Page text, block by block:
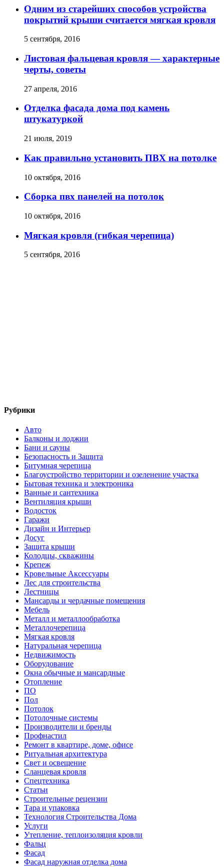
Одним из старейших способов устройства
покрытий крыши считается мягкая кровля
5 сентября, 2016
Листовая фальцевая кровля — характерные
черты, советы
27 апреля, 2016
Отделка фасада дома под камень
штукатуркой
21 июля, 2019
Как правильно установить ПВХ на потолке
10 октября, 2016
Сборка пвх панелей на потолок
10 октября, 2016
Мягкая кровля (гибкая черепица)
5 сентября, 2016
Рубрики
Авто
Балконы и лоджии
Бани и сауны
Безопасность и Защита
Битумная черепица
Благоустройство территории и озеленение участка
Бытовая техника и электроника
Ванные и сантехника
Вентиляция крыши
Водосток
Гаражи
Дизайн и Интерьер
Досуг
Защита крыши
Колодцы, скважины
Крепеж
Кровельные Аксессуары
Лес для строительства
Лестницы
Мансарды и чердачные помещения
Мебель
Металл и металлообработка
Металлочерепица
Мягкая кровля
Натуральная черепица
Недвижимость
Оборудование
Окна обычные и мансардные
Отопление
ПО
Пол
Потолок
Потолочные системы
Производители и бренды
Профнастил
Ремонт в квартире, доме, офисе
Ритуальная архитектура
Свет и освещение
Сланцевая кровля
Спецтехника
Статьи
Строительные рецензии
Тара и упаковка
Технология Строительства Дома
Услуги
Утепление, теплоизоляция кровли
Фальц
Фасад
Фасад наружная отделка дома